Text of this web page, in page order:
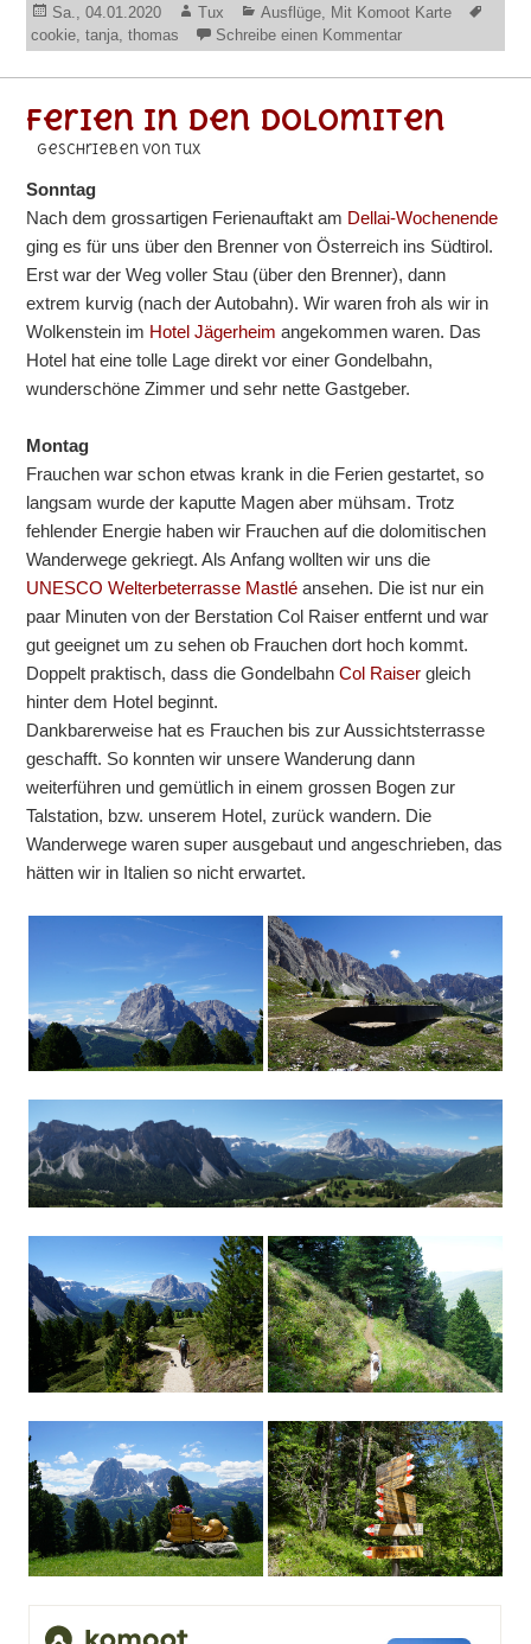
Veröffentlicht
am
Sa., 04.01.2020 Autor
Tux Kategorien
Ausflüge Mit Komoot Karte
cookie ,tanja ,thomas Schreibe einen Kommentarzu Jahresstart in
Ferien in den Dolomiten
geschrieben von Tux
Sonntag
Nach dem grossartigen Ferienauftakt am Dellai-Wochenende
ging es für uns über den Brenner von Österreich ins Südtirol.
Erst war der Weg voller Stau (über den Brenner), dann
extrem kurvig (nach der Autobahn). Wir waren froh als wir in
Wolkenstein im Hotel Jägerheim angekommen waren. Das
Hotel hat eine tolle Lage direkt vor einer Gondelbahn,
wunderschöne Zimmer und sehr nette Gastgeber.
Montag
Frauchen war schon etwas krank in die Ferien gestartet, so
langsam wurde der kaputte Magen aber mühsam. Trotz
fehlender Energie haben wir Frauchen auf die dolomitischen
Wanderwege gekriegt. Als Anfang wollten wir uns die
UNESCO Welterbeterrasse Mastlé ansehen. Die ist nur ein
paar Minuten von der Berstation Col Raiser entfernt und war
gut geeignet um zu sehen ob Frauchen dort hoch kommt.
Doppelt praktisch, dass die GondelbahnCol Raiser gleich
hinter dem Hotel beginnt.
Dankbarerweise hat es Frauchen bis zur Aussichtsterrasse
geschafft. So konnten wir unsere Wanderung dann
weiterführen und gemütlich in einem grossen Bogen zur
Talstation, bzw. unserem Hotel, zurück wandern. Die
Wanderwege waren super ausgebaut und angeschrieben, das
hätten wir in Italien so nicht erwartet.